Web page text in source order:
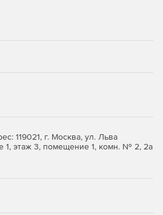
и мониторинг
угроз и событий на
обновление и
возможность централизованного
и программного обеспечения
и
119021, г. Москва, ул. Льва
1, этаж 3, помещение 1, комн. № 2, 2а